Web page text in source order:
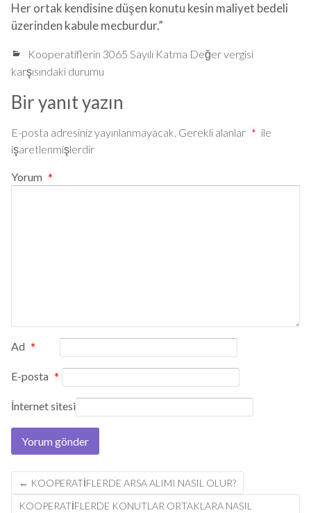
Her ortak kendisine düşen konutu kesin maliyet bedeli
üzerinden kabule mecburdur.”
Kooperatiflerin 3065 Sayılı Katma Değer vergisi
karşısındaki durumu
Bir yanıt yazın
E-posta adresiniz yayınlanmayacak. Gerekli alanlar * ile
işaretlenmişlerdir
Yorum *
Ad *
E-posta *
İnternet sitesi
Post
navigation
← KOOPERATIFLERDE ARSA ALIMI NASIL OLUR?
KOOPERATIFLERDE KONUTLAR ORTAKLARA NASIL